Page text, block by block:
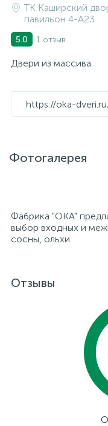
ТК Каширский
павильон 4-A23
5.0 1 отзыв
Двери из массива
https://oka-
Фотогалерея
Фабрика "ОКА"
выбор входных и
сосны, ольхи.
Отзывы